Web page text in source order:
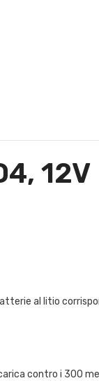
12V
al litio
contro i 300